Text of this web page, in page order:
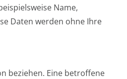
Name,
Daten werden ohne Ihre
beziehen. Eine betroffene